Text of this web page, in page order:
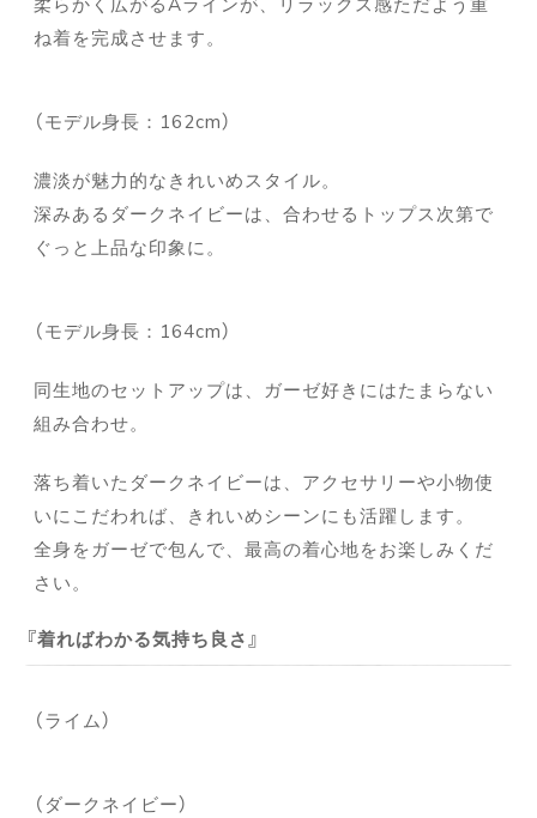
ね着を完成させます。
（モデル身長：162cm）
濃淡が魅力的なきれいめスタイル。
深みあるダークネイビーは、合わせるトップス次第で
ぐっと上品な印象に。
（モデル身長：164cm）
同生地のセットアップは、ガーゼ好きにはたまらない
組み合わせ。
落ち着いたダークネイビーは、アクセサリーや小物使
いにこだわれば、きれいめシーンにも活躍します。
全身をガーゼで包んで、最高の着心地をお楽しみくだ
さい。
着ればわかる気持ち良さ
（ライム）
（ダークネイビー）